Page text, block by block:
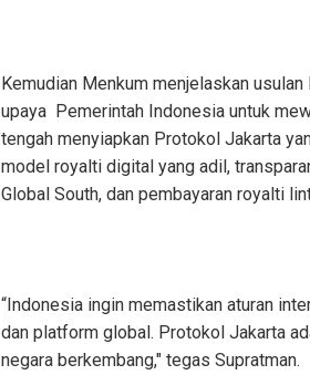
Kemudian Menkum menjelaskan
upaya Pemerintah Indonesia untuk
tengah menyiapkan Protokol Jakarta
model royalti digital yang adil,
Global South, dan pembayaran royalti
“Indonesia ingin memastikan aturan
dan platform global. Protokol Jakarta
negara berkembang," tegas Supratman.